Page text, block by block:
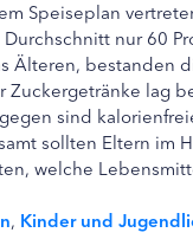
Speiseplan
nur 60
Älteren, bestanden
lag
sind
sollten Eltern im
welche
, Kinder und